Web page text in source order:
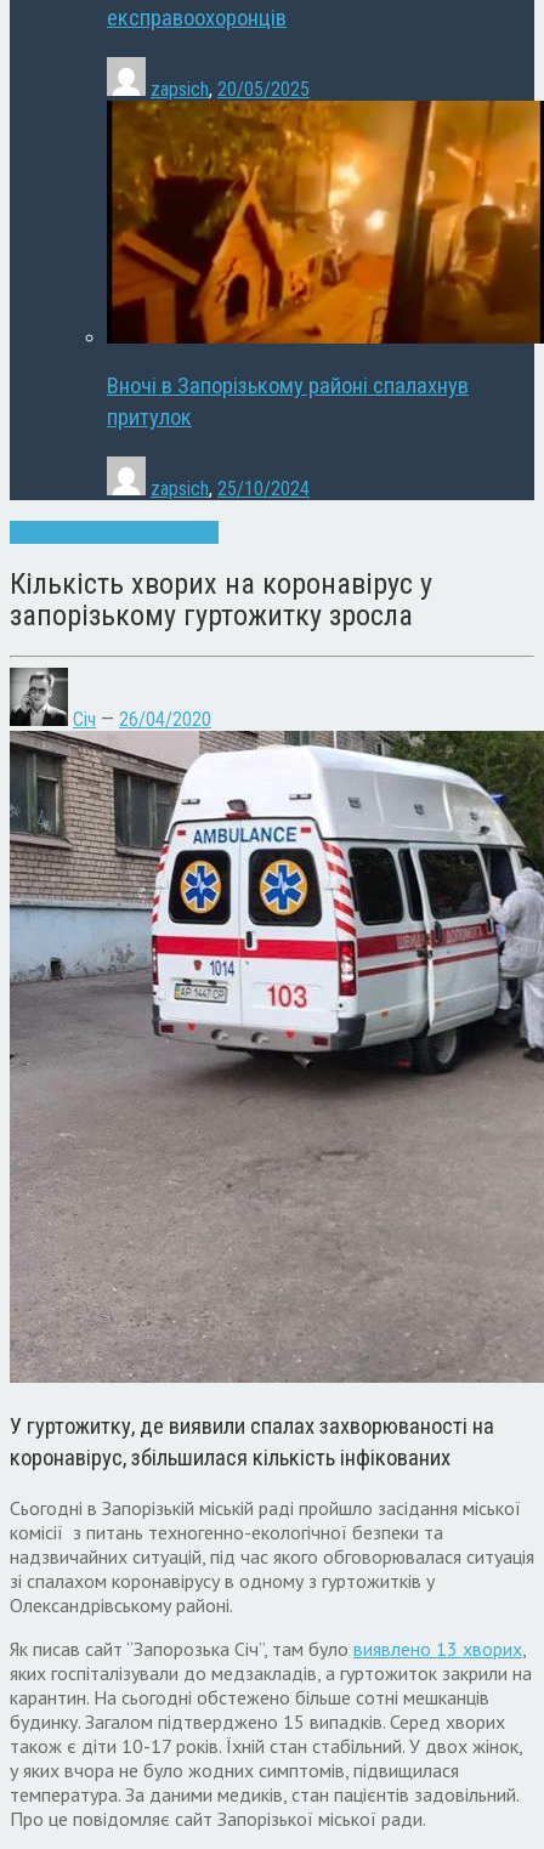
експравоохоронців
zapsich, 20/05/2025
Вночі в Запорізькому районі спалахнув
притулок
zapsich, 25/10/2024
Кількість хворих на коронавірус у
запорізькому гуртожитку зросла
Січ — 26/04/2020
У гуртожитку, де виявили спалах захворюваності на
коронавірус, збільшилася кількість інфікованих
Сьогодні в Запорізькій міській раді пройшло засідання міської
комісії з питань техногенно-екологічної безпеки та
надзвичайних ситуацій, під час якого обговорювалася ситуація
зі спалахом коронавірусу в одному з гуртожитків у
Олександрівському районі.
Як писав сайт “Запорозька Січ”, там було виявлено 13 хворих,
яких госпіталізували до медзакладів, а гуртожиток закрили на
карантин. На сьогодні обстежено більше сотні мешканців
будинку. Загалом підтверджено 15 випадків. Серед хворих
також є діти 10-17 років. Їхній стан стабільний. У двох жінок,
у яких вчора не було жодних симптомів, підвищилася
температура. За даними медиків, стан пацієнтів задовільний.
Про це повідомляє сайт Запорізької міської ради.